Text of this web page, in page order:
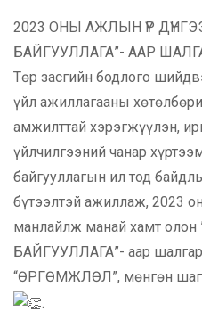
2023 ОНЫ АЖЛЫН ҮР
БАЙГУУЛЛАГА”- ААР
Төр засгийн бодлого
үйл ажиллагааны
амжилттай хэрэгжүүлэн,
үйлчилгээний чанар
байгууллагын ил тод
бүтээлтэй ажиллаж, 2023
манлайлж манай хамт олон
БАЙГУУЛЛАГА”- аар
“ӨРГӨМЖЛӨЛ”, мөнгөн
.